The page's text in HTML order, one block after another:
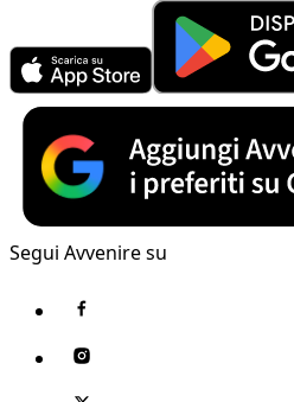
Segui Avvenire su